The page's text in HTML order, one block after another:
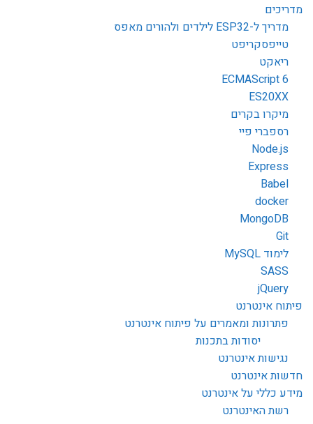
מדריכים
מדריך ל-ESP32 לילדים ולהורים מאפס
טייפסקריפט
ריאקט
ECMAScript 6
ES20XX
מיקרו בקרים
רספברי פיי
Node.js
Express
Babel
docker
MongoDB
Git
לימוד MySQL
SASS
jQuery
פיתוח אינטרנט
פתרונות ומאמרים על פיתוח אינטרנט
יסודות בתכנות
נגישות אינטרנט
חדשות אינטרנט
מידע כללי על אינטרנט
רשת האינטרנט